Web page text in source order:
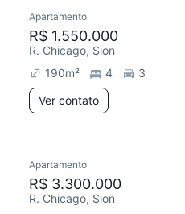
Redecorar
Apartamento
R$ 1.550.000
R. Chicago, Sion
190m² 4
3
Ver contato
Redecorar
Apartamento
R$ 3.300.000
R. Chicago, Sion